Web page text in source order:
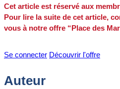
Cet article est réservé aux
Pour lire la suite de cet article,
vous à notre offre “Place des
Se connecter Découvrir l'offre
Auteur